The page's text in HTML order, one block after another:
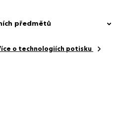
předmětů
o technologiích potisku